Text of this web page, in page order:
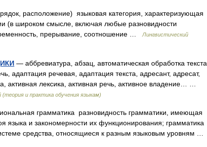
расположение) языковая категория, характеризующая
(в широком смысле, включая любые разновидности
прерывание, соотношение …
Лингвистический
— аббревиатура, абзац, автоматическая обработка текста,
адаптация речевая, адаптация текста, адресант, адресат,
активная лексика, активная речь, активное владение… …
и практика обучения языкам)
грамматика разновидность грамматики, имеющая
языка и закономерности их функционирования; грамматика
средства, относящиеся к разным языковым уровням …